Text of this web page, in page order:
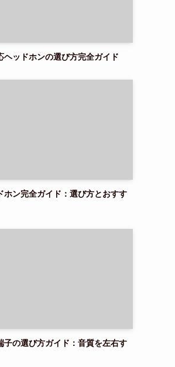
ヘッドホンの選び方完全ガイド
ホン完全ガイド：選び方とおすす
子の選び方ガイド：音質を左右す